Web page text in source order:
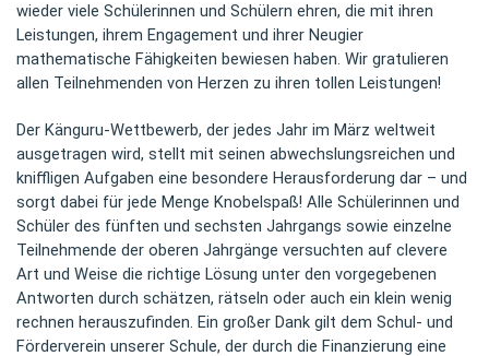
wieder viele Schülerinnen und Schülern ehren, die mit ihren
Leistungen, ihrem Engagement und ihrer Neugier
mathematische Fähigkeiten bewiesen haben. Wir gratulieren
allen Teilnehmenden von Herzen zu ihren tollen Leistungen!
Der Känguru-Wettbewerb, der jedes Jahr im März weltweit
ausgetragen wird, stellt mit seinen abwechslungsreichen und
kniffligen Aufgaben eine besondere Herausforderung dar – und
sorgt dabei für jede Menge Knobelspaß! Alle Schülerinnen und
Schüler des fünften und sechsten Jahrgangs sowie einzelne
Teilnehmende der oberen Jahrgänge versuchten auf clevere
Art und Weise die richtige Lösung unter den vorgegebenen
Antworten durch schätzen, rätseln oder auch ein klein wenig
rechnen herauszufinden. Ein großer Dank gilt dem Schul- und
Förderverein unserer Schule, der durch die Finanzierung eine